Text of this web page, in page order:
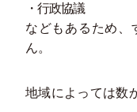
・行政協議
などもあるため、
ん。
地域によっては数